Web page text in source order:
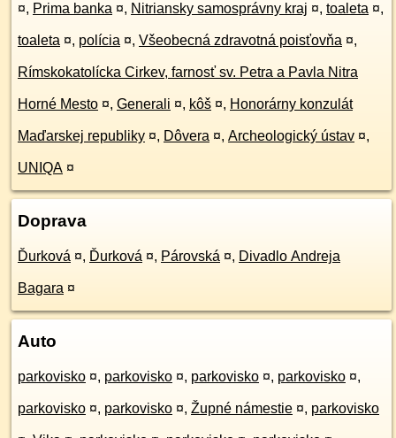
¤, Prima banka ¤, Nitriansky samosprávny kraj ¤, toaleta ¤,
toaleta ¤, polícia ¤, Všeobecná zdravotná poisťovňa ¤,
Rímskokatolícka Cirkev, farnosť sv. Petra a Pavla Nitra
Horné Mesto ¤, Generali ¤, kôš ¤, Honorárny konzulát
Maďarskej republiky ¤, Dôvera ¤, Archeologický ústav ¤,
UNIQA ¤
Doprava
Ďurková ¤, Ďurková ¤, Párovská ¤, Divadlo Andreja
Bagara ¤
Auto
parkovisko ¤, parkovisko ¤, parkovisko ¤, parkovisko ¤,
parkovisko ¤, parkovisko ¤, Župné námestie ¤, parkovisko